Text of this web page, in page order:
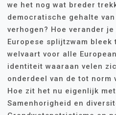
we het nog wat breder
democratische gehalte
verhogen? Hoe verander
Europese splijtzwam
welvaart voor alle
identiteit waaraan velen
onderdeel van de tot norm
Hoe zit het nu eigenlijk
Samenhorigheid en